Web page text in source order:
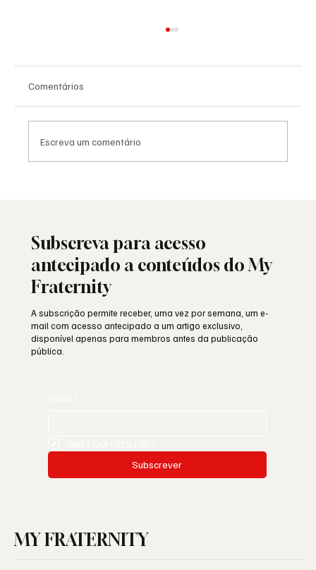
Comentários
Escreva um comentário
Subscreva para acesso
antecipado a conteúdos do My
Fraternity
A subscrição permite receber, uma vez por semana, um e-
mail com acesso antecipado a um artigo exclusivo,
disponível apenas para membros antes da publicação
pública.
Subscrever
MY FRATERNITY